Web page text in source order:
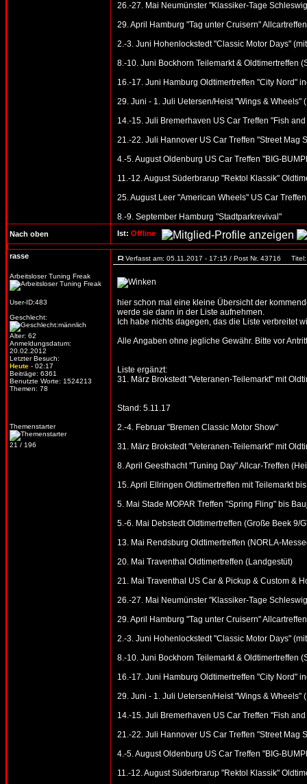
26.-27. Mai Neumünster "Klassiker-Tage
29. April Hamburg "Tag unter Cruisern" Allcartreffen
2.-3. Juni Hohenlockstedt "Classic Motor Days"
8.-10. Juni Bockhorn Teilemarkt & Oldtimertreffen
16.-17. Juni Hamburg Oldtimertreffen "City Nord"
29. Juni - 1. Juli Uetersen/Heist "Wings & Wheels"
14.-15. Juli Bremerhaven US Car Treffen "Fish
21.-22. Juli Hannover US Car Treffen "Street Mag
4.-5. August Oldenburg US Car Treffen "BIG-
11.-12. August Süderbrarup "Rektol Klassik"
25. August Leer "American Wheels" US Car Treffen
8.-9. September Hamburg "Stadtparkrevival"
Nach oben Ist: Offline
rasse
Arbeitsloser Tuning Freak
User-ID:483
Geschlecht:
Alter: 62
Anmeldungsdatum:
20.02.2012
Letzter Besuch:
Heute - 02:17
Beiträge: 6361
Benutzte Worte: 1524213
Themen: 78
Themenstarter
21 / 196
Verfasst am: 05.11.2017 - 17:15 / Post Nr. 43716 Titel:
hier schon mal eine kleine Übersicht der
werde sie dann in der Liste aufnehmen.
Ich habe nichts dagegen, das die Liste verbreitet
Alle Angaben ohne jegliche Gewähr. Bitte vor
Liste ergänzt:
31. März Brokstedt "Veteranen-Teilemarkt" mit
Stand: 5.11.17
2.-4. Februar "Bremen Classic Motor Show"
31. März Brokstedt "Veteranen-Teilemarkt" mit
8. April Geesthacht "Tuning Day" Allcar-Treffen
15. April Ellringen Oldtimertreffen mit Teilemarkt
5. Mai Stade MOPAR Treffen "Spring Fling" bis
5.-6. Mai Debstedt Oldtimertreffen (Große Beek 9/
13. Mai Rendsburg Oldtimertreffen (NORLA-
20. Mai Traventhal Oldtimertreffen (Landgestüt)
21. Mai Traventhal US Car & Pickup & Custom &
26.-27. Mai Neumünster "Klassiker-Tage
29. April Hamburg "Tag unter Cruisern" Allcartreffen
2.-3. Juni Hohenlockstedt "Classic Motor Days"
8.-10. Juni Bockhorn Teilemarkt & Oldtimertreffen
16.-17. Juni Hamburg Oldtimertreffen "City Nord"
29. Juni - 1. Juli Uetersen/Heist "Wings & Wheels"
14.-15. Juli Bremerhaven US Car Treffen "Fish
21.-22. Juli Hannover US Car Treffen "Street Mag
4.-5. August Oldenburg US Car Treffen "BIG-
11.-12. August Süderbrarup "Rektol Klassik"